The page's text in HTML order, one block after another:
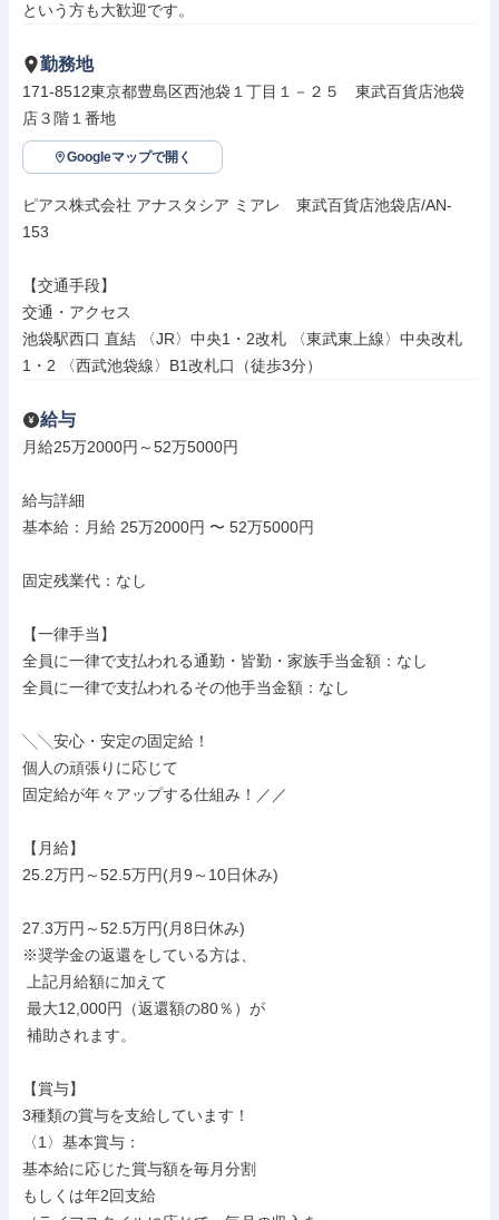
という方も大歓迎です。
勤務地
171-8512東京都豊島区西池袋１丁目１－２５　東武百貨店池袋
店３階１番地
Googleマップで開く
ピアス株式会社 アナスタシア ミアレ　東武百貨店池袋店/AN-
153
【交通手段】
交通・アクセス
池袋駅西口 直結 〈JR〉中央1・2改札 〈東武東上線〉中央改札
1・2 〈西武池袋線〉B1改札口（徒歩3分）
給与
月給25万2000円～52万5000円
給与詳細
基本給：月給 25万2000円 〜 52万5000円
固定残業代：なし
【一律手当】
全員に一律で支払われる通勤・皆勤・家族手当金額：なし
全員に一律で支払われるその他手当金額：なし
╲╲安心・安定の固定給！
個人の頑張りに応じて
固定給が年々アップする仕組み！／／
【月給】
25.2万円～52.5万円(月9～10日休み)
27.3万円～52.5万円(月8日休み)
※奨学金の返還をしている方は、
【賞与】
3種類の賞与を支給しています！
〈1〉基本賞与：
基本給に応じた賞与額を毎月分割
もしくは年2回支給